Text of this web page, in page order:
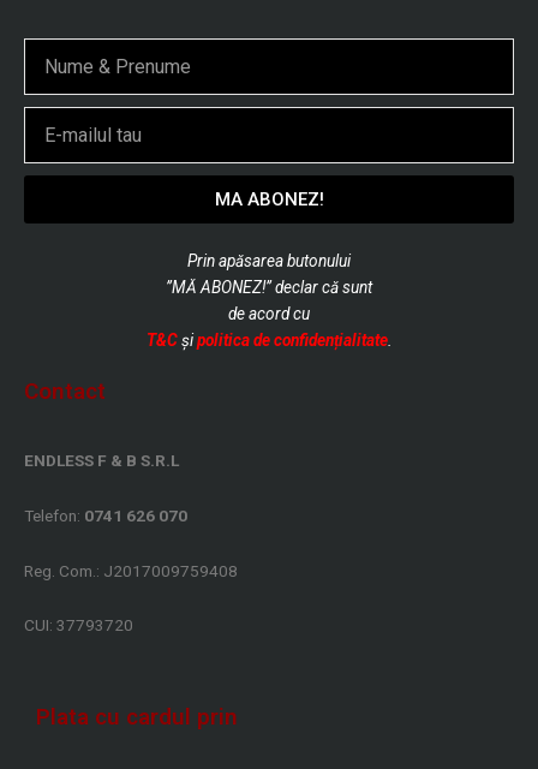
MA ABONEZ!
Prin apăsarea butonului
”MĂ ABONEZ!” declar că sunt
deacord cu
T&C și politica de confidențialitate.
Contact
ENDLESS F & B S.R.L
Telefon: 0741 626 070
Reg. Com.: J2017009759408
CUI: 37793720
Plata cu cardul prin